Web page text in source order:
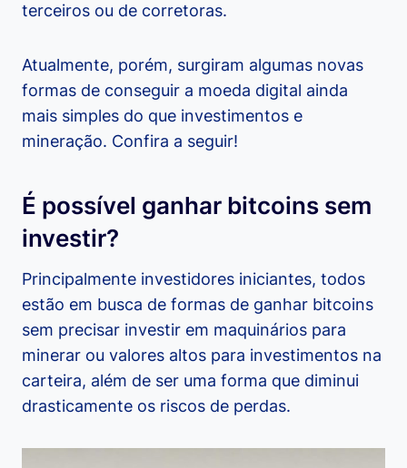
terceiros ou de corretoras.
Atualmente, porém, surgiram algumas novas
formas de conseguir a moeda digital ainda
mais simples do que investimentos e
mineração. Confira a seguir!
É possível ganhar bitcoins sem
investir?
Principalmente investidores iniciantes, todos
estão em busca de formas de ganhar bitcoins
sem precisar investir em maquinários para
minerar ou valores altos para investimentos na
carteira, além de ser uma forma que diminui
drasticamente os riscos de perdas.